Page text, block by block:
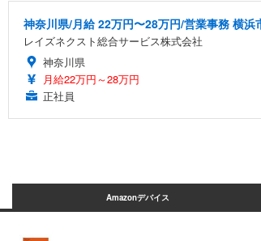
神奈川県/月給 22万円〜28万円/営業事務 横
レイズネクスト総合サービス株式会社
神奈川県
月給22万円～28万円
正社員
Amazonデバイス